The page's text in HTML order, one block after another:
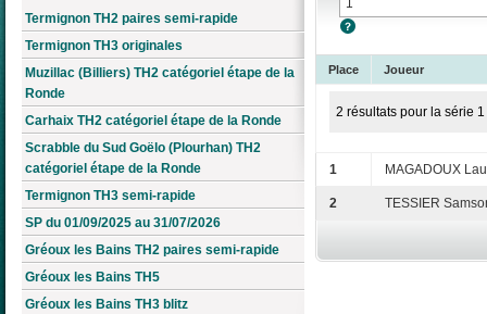
Termignon TH2 paires semi-rapide
Termignon TH3 originales
Muzillac (Billiers) TH2 catégoriel étape de la
Ronde
Carhaix TH2 catégoriel étape de la Ronde
Scrabble du Sud Goëlo (Plourhan) TH2
catégoriel étape de la Ronde
Termignon TH3 semi-rapide
SP du 01/09/2025 au 31/07/2026
Gréoux les Bains TH2 paires semi-rapide
Gréoux les Bains TH5
Gréoux les Bains TH3 blitz
Place Joueur
2 résultats pour la série 1
1 MAGADOUX
2 TESSIER